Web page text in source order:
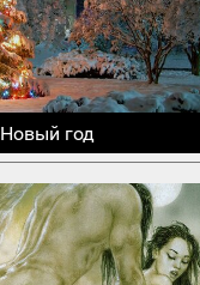
Новый год